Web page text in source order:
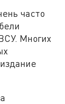
часто
Многих